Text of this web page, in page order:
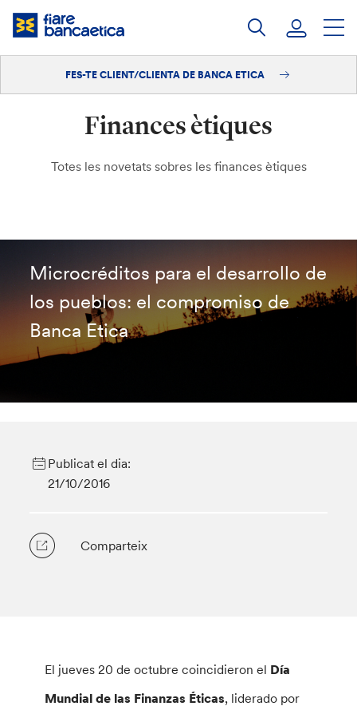
Salta
Iniciar sessió
Fes-te'n client/clienta
FES-TE CLIENT/CLIENTA DE BANCA ETICA
Finances ètiques
Totes les novetats sobres les finances ètiques
Microcréditos para el desarrollo de
los pueblos: el compromiso de
Banca Etica
Publicat el dia:
21/10/2016
Comparteix
El jueves 20 de octubre coincidieron el Día
Mundial de las Finanzas Éticas, liderado por